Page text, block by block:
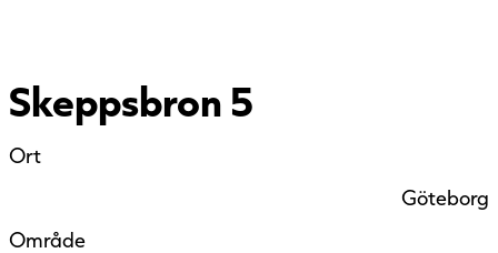
Skeppsbron 5
Ort
Göteborg
Område